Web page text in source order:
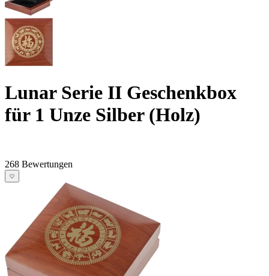
Lunar Serie II Geschenkbox
für 1 Unze Silber (Holz)
268 Bewertungen